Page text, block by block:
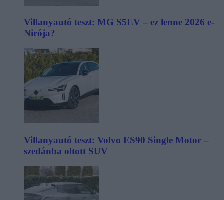
Villanyautó teszt: MG S5EV – ez lenne 2026 e-
Nirója?
Villanyautó teszt: Volvo ES90 Single Motor –
szedánba oltott SUV